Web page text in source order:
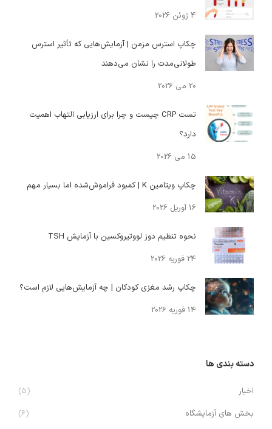
4 ژوئن 2026
چکاپ استرس مزمن | آزمایش‌هایی که تأثیر استرس
طولانی‌مدت را نشان می‌دهند
20 می 2026
تست CRP چیست و چرا برای ارزیابی التهاب اهمیت
دارد؟
15 می 2026
چکاپ ویتامین K | کمبود فراموش‌شده اما بسیار مهم
16 آوریل 2026
نحوه تنظیم دوز لووتیروکسین با آزمایش TSH
24 فوریه 2026
چکاپ رشد مغزی کودکان | چه آزمایش‌هایی لازم است؟
14 فوریه 2026
دسته بندی ها
اخبار
(5)
بخش های آزمایشگاه
(6)